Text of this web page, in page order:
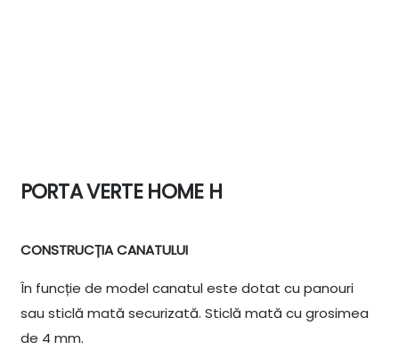
PORTA VERTE HOME H
CONSTRUCȚIA CANATULUI
În funcție de model canatul este dotat cu panouri
sau sticlă mată securizată. Sticlă mată cu grosimea
de 4 mm.